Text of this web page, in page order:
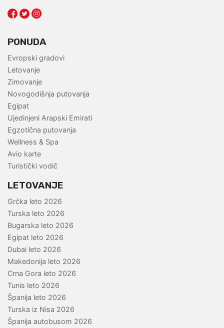
PONUDA
Evropski gradovi
Letovanje
Zimovanje
Novogodišnja putovanja
Egipat
Ujedinjeni Arapski Emirati
Egzotična putovanja
Wellness & Spa
Avio karte
Turistički vodič
LETOVANJE
Grčka leto 2026
Turska leto 2026
Bugarska leto 2026
Egipat leto 2026
Dubai leto 2026
Makedonija leto 2026
Crna Gora leto 2026
Tunis leto 2026
Španija leto 2026
Turska iz Nisa 2026
Španija autobusom 2026